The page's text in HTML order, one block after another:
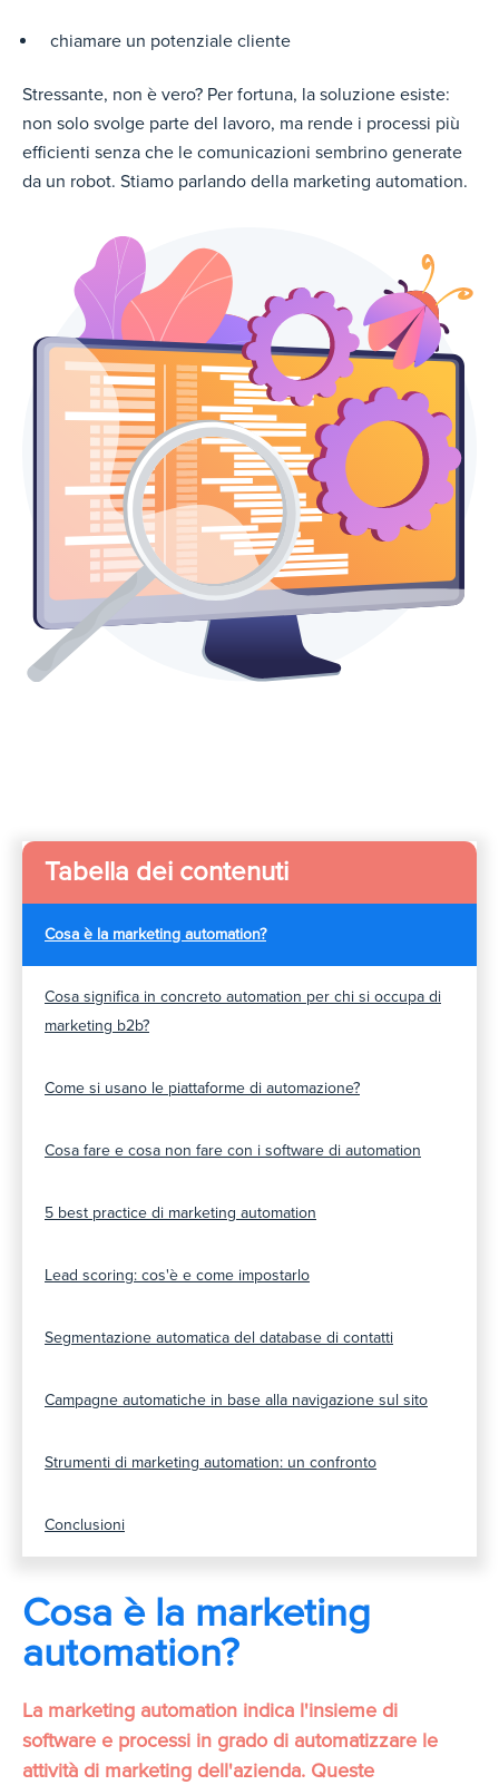
chiamare un potenziale cliente
Stressante, non è vero? Per fortuna, la soluzione esiste:
non solo svolge parte del lavoro, ma rende i processi più
efficienti senza che le comunicazioni sembrino generate
da un robot. Stiamo parlando della marketing automation.
Tabella dei contenuti
Cosa è la marketing automation?
Cosa significa in concreto automation per chi si occupa di
marketing b2b?
Come si usano le piattaforme di automazione?
Cosa fare e cosa non fare con i software di automation
5 best practice di marketing automation
Lead scoring: cos'è e come impostarlo
Segmentazione automatica del database di contatti
Campagne automatiche in base alla navigazione sul sito
Strumenti di marketing automation: un confronto
Conclusioni
Cosa è la marketing
automation?
La marketing automation indica l'insieme di
software e processi in grado di automatizzare le
attività di marketing dell'azienda. Queste